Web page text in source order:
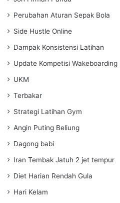
Perubahan Aturan Sepak Bola
Side Hustle Online
Dampak Konsistensi Latihan
Update Kompetisi Wakeboarding
UKM
Terbakar
Strategi Latihan Gym
Angin Puting Beliung
Dagong babi
Iran Tembak Jatuh 2 jet tempur
Diet Harian Rendah Gula
Hari Kelam